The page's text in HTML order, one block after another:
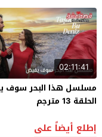
02:11:41
مسلسل هذا البحر سوف
الحلقة 13 مترجم
إطلع أيضاً على